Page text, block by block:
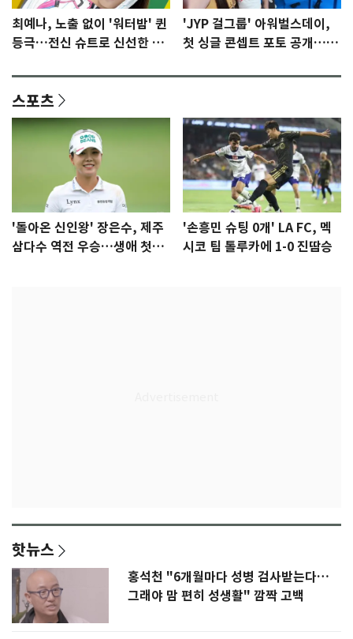
최예나, 노출 없이 '워터밤' 퀸
등극…전신 슈트로 신선한 충
'JYP 걸그룹' 아워벌스데이,
첫 싱글 콘셉트 포토 공개…청
스포츠
'돌아온 신인왕' 장은수, 제주
삼다수 역전 우승…생애 첫승
'손흥민 슈팅 0개' LA FC, 멕
시코 팀 톨루카에 1-0 진땀승
핫뉴스
홍석천 "6개월마다 성병 검사받는다…
그래야 맘 편히 성생활" 깜짝 고백